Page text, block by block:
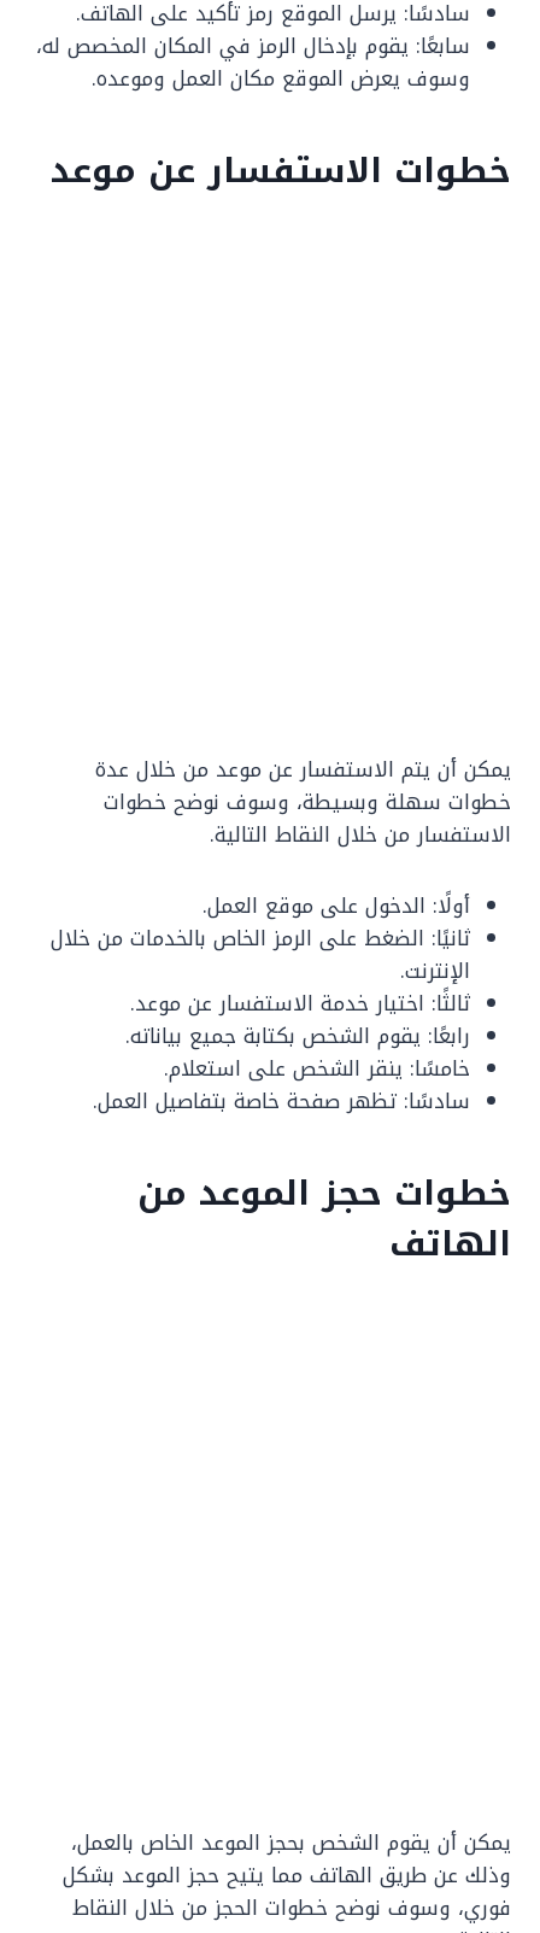
سادسًا: يرسل الموقع رمز تأكيد على الهاتف.
سابعًا: يقوم بإدخال الرمز في المكان المخصص له،
وسوف يعرض الموقع مكان العمل وموعده.
خطوات الاستفسار عن موعد
يمكن أن يتم الاستفسار عن موعد من خلال عدة
خطوات سهلة وبسيطة، وسوف نوضح خطوات
الاستفسار من خلال النقاط التالية.
أولًا: الدخول على موقع العمل.
ثانيًا: الضغط على الرمز الخاص بالخدمات من خلال
الإنترنت.
ثالثًا: اختيار خدمة الاستفسار عن موعد.
رابعًا: يقوم الشخص بكتابة جميع بياناته.
خامسًا: ينقر الشخص على استعلام.
سادسًا: تظهر صفحة خاصة بتفاصيل العمل.
خطوات حجز الموعد من
الهاتف
يمكن أن يقوم الشخص بحجز الموعد الخاص بالعمل،
وذلك عن طريق الهاتف مما يتيح حجز الموعد بشكل
فوري، وسوف نوضح خطوات الحجز من خلال النقاط